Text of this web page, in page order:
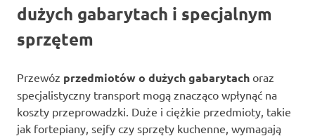
dużych gabarytach i specjalnym
sprzętem
Przewóz przedmiotów o dużych gabarytach oraz
specjalistyczny transport mogą znacząco wpłynąć na
koszty przeprowadzki. Duże i ciężkie przedmioty, takie
jak fortepiany, sejfy czy sprzęty kuchenne, wymagają